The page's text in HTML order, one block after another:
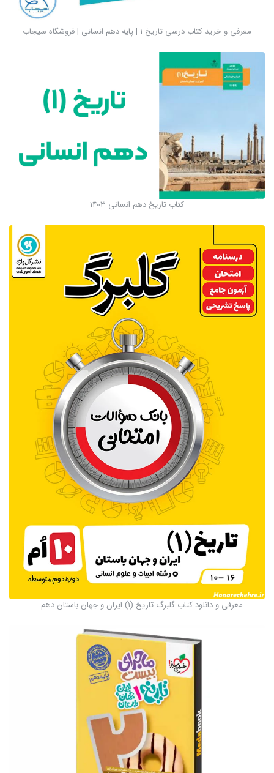
معرفی و خرید کتاب درسی تاریخ 1 | پایه دهم انسانی | فروشگاه سیجاب
کتاب تاریخ دهم انسانی 1403
معرفی و دانلود کتاب گلبرگ تاریخ (1) ایران و جهان باستان دهم ...